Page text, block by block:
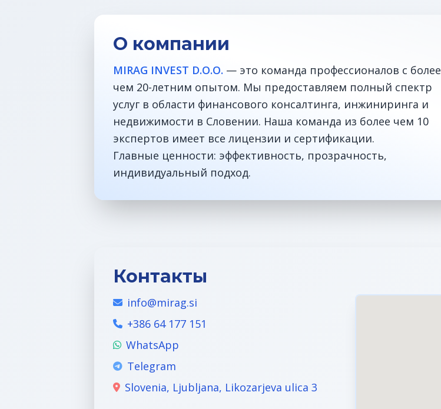
О компании
MIRAG INVEST D.O.O. — это команда профессионалов с более
чем 20-летним опытом. Мы предоставляем полный спектр
услуг в области финансового консалтинга, инжиниринга и
недвижимости в Словении. Наша команда из более чем 10
экспертов имеет все лицензии и сертификации.
Главные ценности: эффективность, прозрачность,
индивидуальный подход.
Контакты
info@mirag.si
+386 64 177 151
WhatsApp
Telegram
Slovenia, Ljubljana, Likozarjeva ulica 3